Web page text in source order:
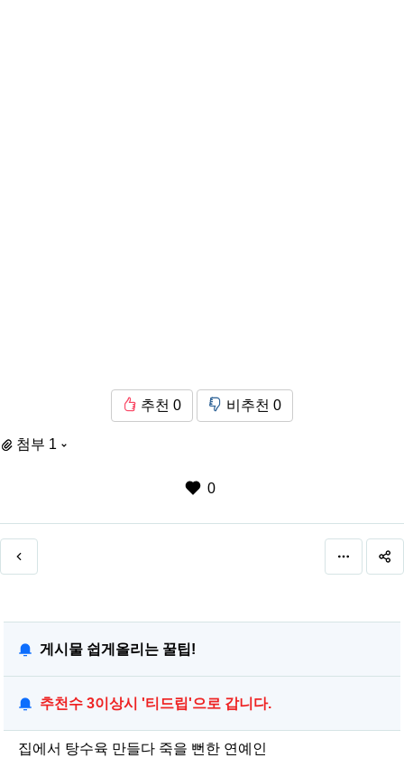
추천 0 비추천 0
첨부 1
0
게시물 쉽게올리는 꿀팁!
추천수 3이상시 '티드립'으로 갑니다.
집에서 탕수육 만들다 죽을 뻔한 연예인